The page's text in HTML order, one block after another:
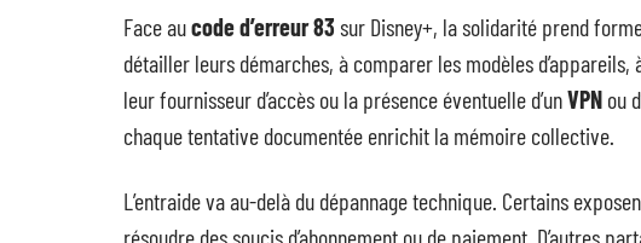
Face aucode d’erreur 83 sur Disney+, la solidarité prend
détailler leurs démarches, à comparer les modèles
leur fournisseur d’accès ou la présence éventuelle d’unVPN ou
chaque tentative documentée enrichit la mémoire collective.
L’entraide va au-delà du dépannage technique. Certains
résoudre des soucis d’abonnement ou de paiement. D’autres